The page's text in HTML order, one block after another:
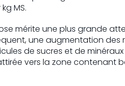
MS.
mérite une plus grande
une augmentation
de sucres et de
vers la zone contenant